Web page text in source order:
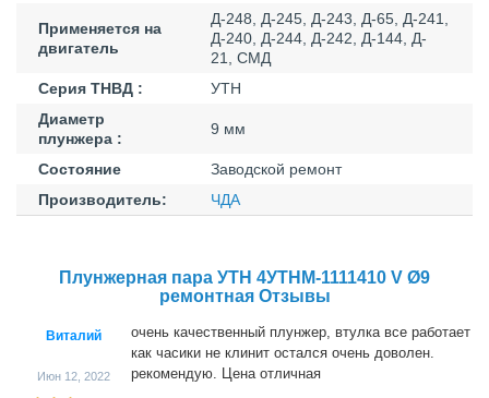
Применяется на
двигатель
Д-248, Д-245, Д-243, Д-65, Д-241,
Д-240, Д-244, Д-242, Д-144, Д-
21, СМД
Серия ТНВД :
УТН
Диаметр
плунжера :
9 мм
Состояние
Заводской ремонт
Производитель:
ЧДА
Плунжерная пара УТН 4УТНМ-1111410 V Ø9
ремонтная Отзывы
Виталий
Июн 12, 2022
очень качественный плунжер, втулка все работает
как часики не клинит остался очень доволен.
рекомендую. Цена отличная